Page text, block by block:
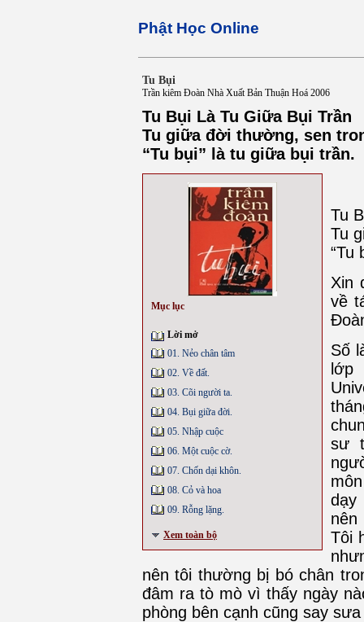
Phật Học Online
Tu Bụi
Trần kiêm Đoàn Nhà Xuất Bản Thuận Hoá 2006
Tu Bụi Là Tu Giữa Bụi Trần
Tu giữa đời thường, sen
“Tu bụi” là tu giữa bụi trần.
Mục lục
Lời mở
01. Nẻo chân tâm
02. Về đất.
03. Cõi người ta.
04. Bụi giữa đời.
05. Nhập cuộc
06. Một cuộc cờ.
07. Chốn dại khôn.
08. Cỏ và hoa
09. Rỗng lặng.
Xem toàn bộ
Tu
Tu
“Tu
Xin
về
Số
lớp
sư
dạy
nên
Tôi
nên tôi thường bị bó chân
đâm ra tò mò vì thấy ngày
phòng bên cạnh cũng say